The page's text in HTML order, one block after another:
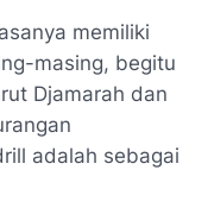
memiliki
masing, begitu
Djamarah dan
adalah sebagai